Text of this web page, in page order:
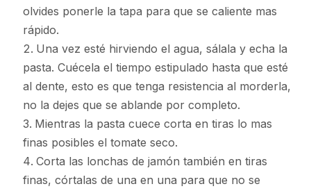
olvides ponerle la tapa para que se caliente mas
rápido.
Una vez esté hirviendo el agua, sálala y echa la
pasta. Cuécela el tiempo estipulado hasta que esté
al dente, esto es que tenga resistencia al morderla,
no la dejes que se ablande por completo.
Mientras la pasta cuece corta en tiras lo mas
finas posibles el tomate seco.
Corta las lonchas de jamón también en tiras
finas, córtalas de una en una para que no se